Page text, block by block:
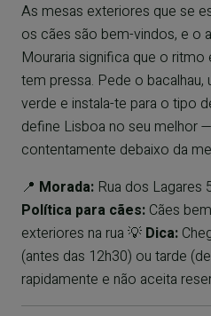
As mesas exteriores que se
os cães são bem-vindos, e o
Mouraria significa que o
tem pressa. Pede o
verde e instala-te para o tipo
define Lisboa no seu melhor
contentamente debaixo da
📍 Morada: Rua dos Lagares
Política para cães: Cães
exteriores na rua 💡 Dica:
(antes das 12h30) ou tarde
rapidamente e não aceita